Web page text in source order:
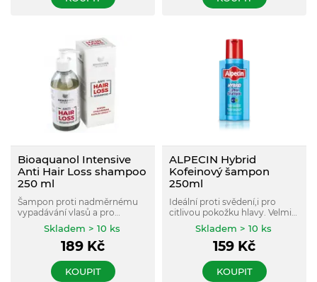
Bioaquanol Intensive
Anti Hair Loss shampoo
250 ml
Šampon proti nadměrnému
vypadávání vlasů a pro
aktivaci růstu nových.
Skladem > 10 ks
189 Kč
KOUPIT
ALPECIN Hybrid
Kofeinový šampon
250ml
Ideální proti svědení,i pro
citlivou pokožku hlavy. Velmi
jemně čistí a zároveň pečuje.
Skladem > 10 ks
159 Kč
KOUPIT